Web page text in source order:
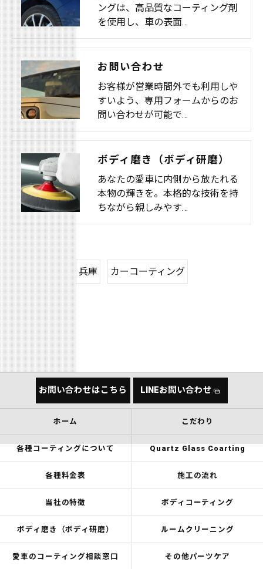
ングは、高品質なコーティング剤
を使用し、車の表面…
お問い合わせ
お客様が営業時間外でも利用しや
すいよう、専用フォームからのお
問い合わせが可能で…
ボディ磨き（ボディ研磨）
あなたの愛車に内側から放たれる
本物の輝きを。本格的な技術を持
ちながら親しみやす…
兵庫 カーコーティング
お問い合わせはこちら LINEお問い合わせ
ホーム こだわり
各種コーティングについて Quartz Glass Coarting
各種料金表 施工の流れ
当社の特徴 ボディコーティング
ボディ磨き（ボディ研磨） ルームクリーニング
愛車のコーティング相談窓口 その他パーツケア